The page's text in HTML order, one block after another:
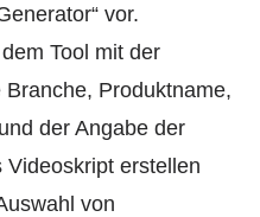
vor.
Tool mit der
Produktname,
der Angabe der
erstellen
von